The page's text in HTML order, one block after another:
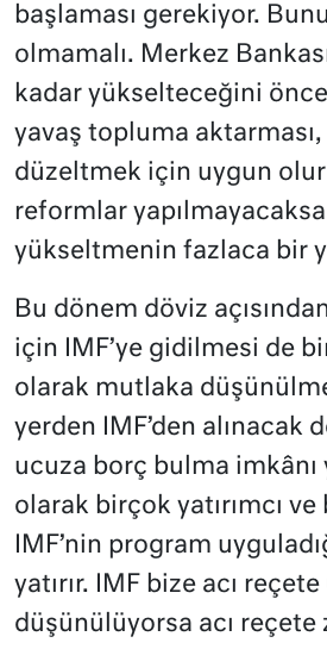
başlaması gerekiyor.
olmamalı. Merkez
kadar yükselteceğini
yavaş topluma
düzeltmek için uygun olur
reformlar
yükseltmenin fazlaca bir
Bu dönem döviz açısından
için IMF’ye gidilmesi de
olarak mutlaka
yerden IMF’den alınacak
ucuza borç bulma imkânı
olarak birçok yatırımcı
IMF’nin program
yatırır. IMF bize acı
düşünülüyorsa acı reçete